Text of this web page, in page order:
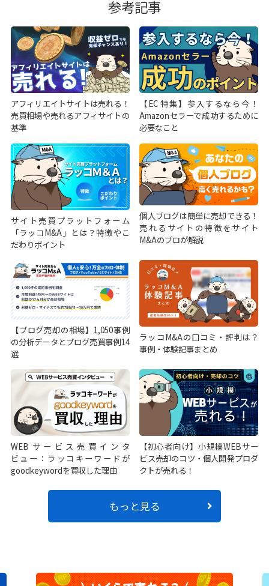
参考記事
アフィリエイトサイトは売れる！
売買相場や売れるアフィサイトの
基準
【EC特集】参入するなら今！
Amazonセラーで成功するために
必要なこと
サイト売買プラットフォーム
「ラッコM&A」とは？特徴やこ
だわりポイント
個人ブログは簡単に売却できる！
売れるサイトの特徴をサイト
M&Aのプロが解説
【ブログ売却の相場】1,050事例
の分析データとブログ売買事例14
選
ラッコM&Aの口コミ・評判は？
事例・体験記事まとめ
WEBサービス売買インタ
ビュー：ラッコキーワードが
goodkeywordを買収した理由
【初心者向け】小規模WEBサー
ビス売却のコツ・個人開発プロダ
クトが売れる！
もっと見る